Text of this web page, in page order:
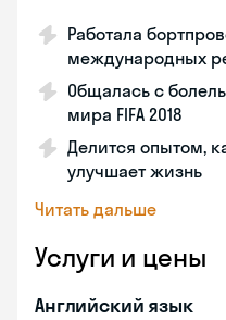
Работала
международных
Общалась с
мира FIFA 2018
Делится опытом,
улучшает жизнь
Читать дальше
Услуги и цены
Английский язык